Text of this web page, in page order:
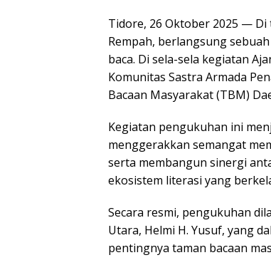
Tidore, 26 Oktober 2025 —
Rempah, berlangsung
baca. Di sela-sela kegiatan
Komunitas Sastra Armada
Bacaan Masyarakat (TBM)
Kegiatan pengukuhan ini
menggerakkan semangat
serta membangun sinergi
ekosistem literasi yang
Secara resmi, pengukuhan
Utara, Helmi H. Yusuf, yang
pentingnya taman bacaan